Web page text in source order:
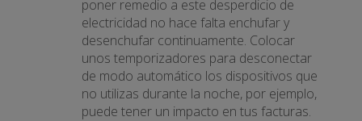
poner remedio a este desperdicio de
electricidad no hace falta enchufar y
desenchufar continuamente. Colocar
unos temporizadores para desconectar
de modo automático los dispositivos que
no utilizas durante la noche, por ejemplo,
puede tener un impacto en tus facturas.